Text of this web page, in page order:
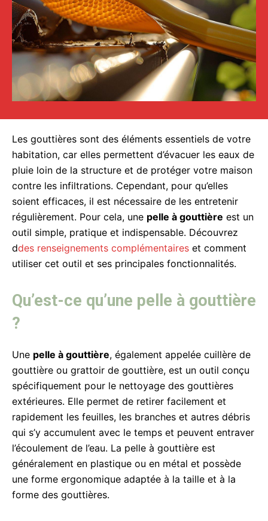
Les gouttières sont des éléments essentiels de votre
habitation, car elles permettent d’évacuer les eaux de
pluie loin de la structure et de protéger votre maison
contre les infiltrations. Cependant, pour qu’elles
soient efficaces, il est nécessaire de les entretenir
régulièrement. Pour cela, une pelle à gouttière est un
outil simple, pratique et indispensable. Découvrez
ddes renseignements complémentaires et comment
utiliser cet outil et ses principales fonctionnalités.
Qu’est-ce qu’une pelle à gouttière
?
Une pelle à gouttière, également appelée cuillère de
gouttière ou grattoir de gouttière, est un outil conçu
spécifiquement pour le nettoyage des gouttières
extérieures. Elle permet de retirer facilement et
rapidement les feuilles, les branches et autres débris
qui s’y accumulent avec le temps et peuvent entraver
l’écoulement de l’eau. La pelle à gouttière est
généralement en plastique ou en métal et possède
une forme ergonomique adaptée à la taille et à la
forme des gouttières.